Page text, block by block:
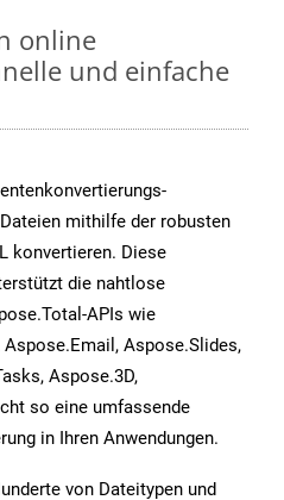
online
und einfache
mithilfe der robusten
konvertieren. Diese
die nahtlose
APIs wie
Aspose.Slides,
Aspose.3D,
so eine umfassende
in Ihren Anwendungen.
von Dateitypen und